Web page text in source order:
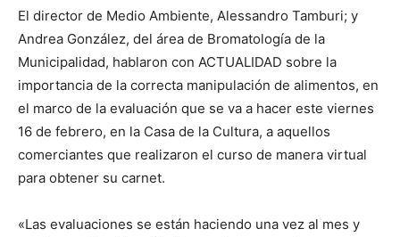
El director de Medio Ambiente, Alessandro Tamburi; y
Andrea González, del área de Bromatología de la
Municipalidad, hablaron con ACTUALIDAD sobre la
importancia de la correcta manipulación de alimentos, en
el marco de la evaluación que se va a hacer este viernes
16 de febrero, en la Casa de la Cultura, a aquellos
comerciantes que realizaron el curso de manera virtual
para obtener su carnet.
«Las evaluaciones se están haciendo una vez al mes y